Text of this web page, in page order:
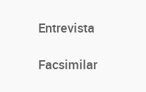
Entrevista
Facsimilar